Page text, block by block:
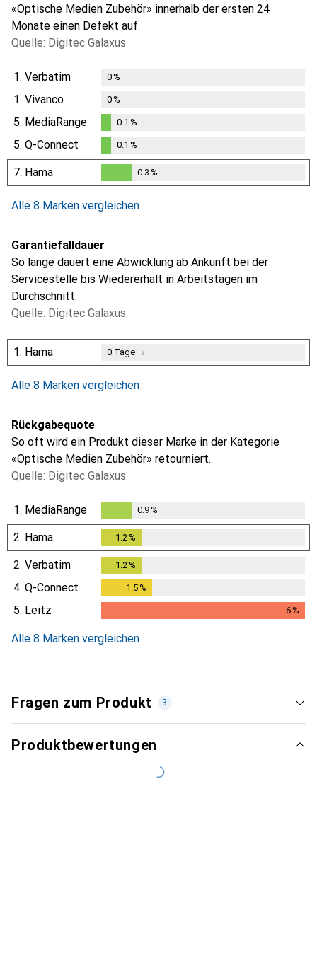
«Optische Medien Zubehör» innerhalb der ersten 24
Monate einen Defekt auf.
Quelle: Digitec Galaxus
1. Verbatim 0%
1. Vivanco 0%
5. MediaRange
%
0.1 %
5. Q-Connect
0.1%
0.1 %
7. Hama
0.3%
0.3 %
Alle 8 Marken vergleichen
Garantiefalldauer
So lange dauert eine Abwicklung ab Ankunft bei der
Servicestelle bis Wiedererhalt in Arbeitstagen im
Durchschnitt.
Quelle: Digitec Galaxus
1. Hama 0Tage i
Alle 8 Marken vergleichen
Rückgabequote
So oft wird ein Produkt dieser Marke in der Kategorie
«Optische Medien Zubehör» retourniert.
Quelle: Digitec Galaxus
1. MediaRange
0.9%
0.9%
2. Hama 1.2 %
2. Verbatim 1.2 %
4. Q-Connect 1.5%
5. Leitz 6%
Alle 8 Marken vergleichen
Fragen zum Produkt 3
Produktbewertungen